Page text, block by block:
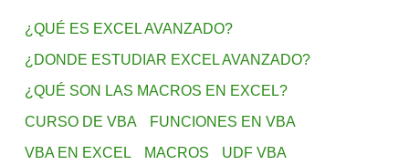
¿QUÉ ES EXCEL AVANZADO?
¿DONDE ESTUDIAR EXCEL AVANZADO?
¿QUÉ SON LAS MACROS EN EXCEL?
CURSO DE VBA
FUNCIONES EN VBA
VBA EN EXCEL
MACROS
UDF VBA